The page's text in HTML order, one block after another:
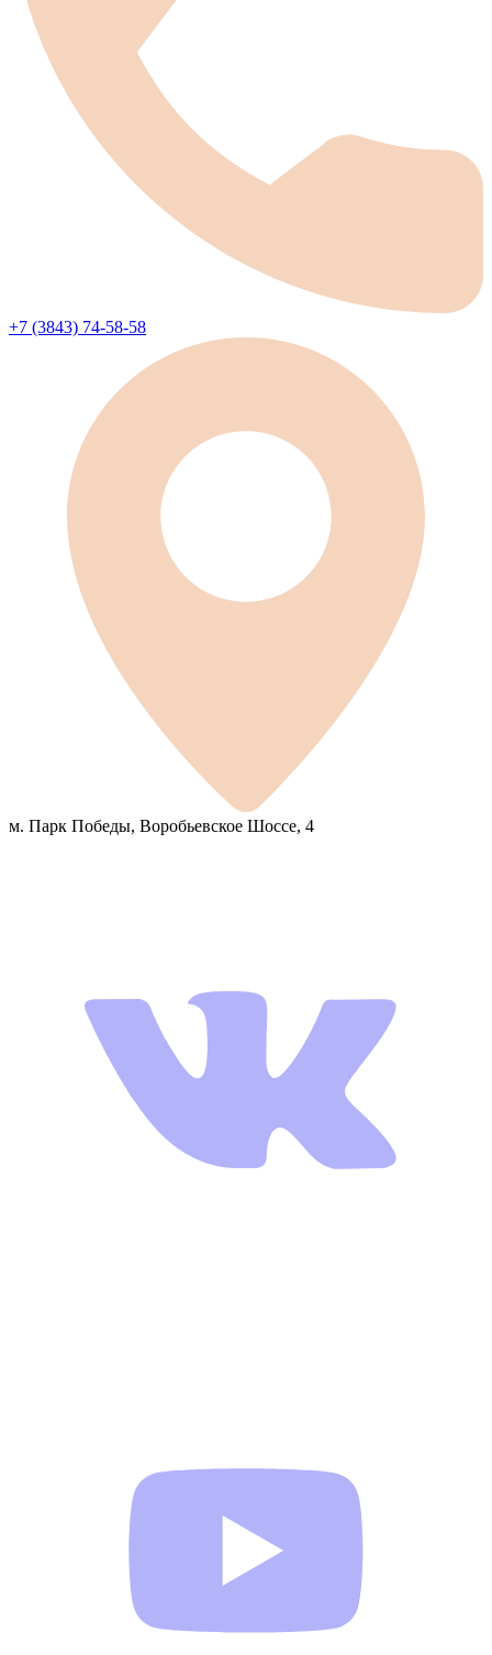
+7 (3843) 74-58-58
м. Парк Победы, Воробьевское Шоссе, 4